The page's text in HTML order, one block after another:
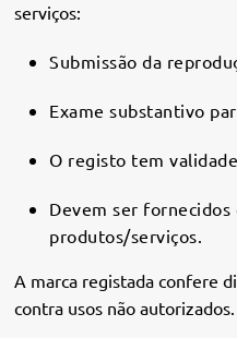
serviços:
Submissão da
Exame substantivo
O registo tem
Devem ser
produtos/serviços.
A marca registada confere
contra usos não autorizados.